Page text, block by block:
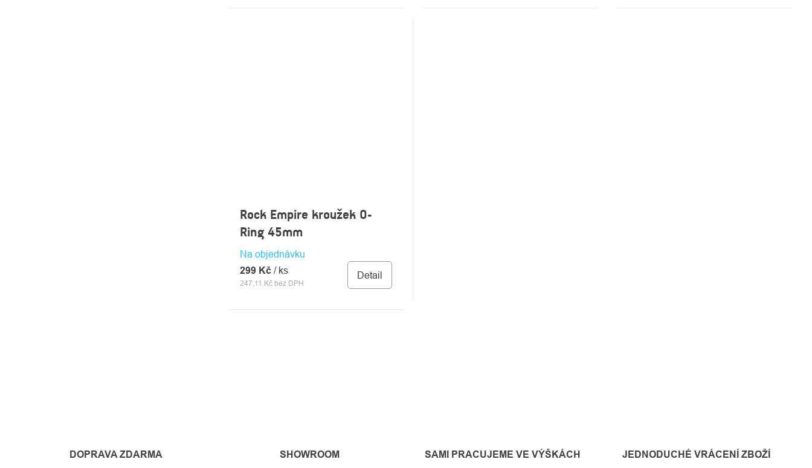
Rock Empire kroužek O-
Ring 45mm
Na objednávku
247,11 Kč bez DPH
299 Kč / ks Detail
DOPRAVA ZDARMA SHOWROOM SAMI PRACUJEME VE VÝŠKÁCH JEDNODUCHÉ VRÁCENÍ ZBOŽÍ